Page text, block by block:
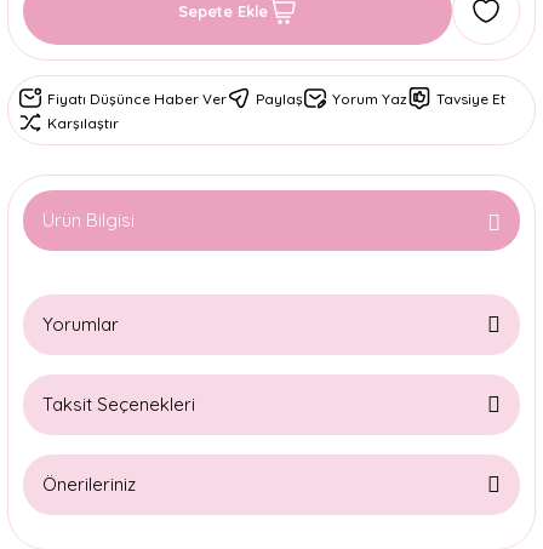
Sepete Ekle
Fiyatı Düşünce Haber Ver Paylaş Yorum Yaz
Tavsiye Et
Karşılaştır
Ürün Bilgisi
Yorumlar
Taksit Seçenekleri
Önerileriniz